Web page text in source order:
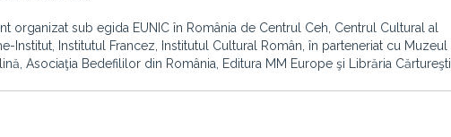
organizat sub egida EUNIC în România de Centrul Ceh, Centrul Cultural al
Institutul Francez, Institutul Cultural Român, în parteneriat cu Muzeul
Asociaţia Bedefililor din România, Editura MM Europe şi Librăria Cărtureşti.